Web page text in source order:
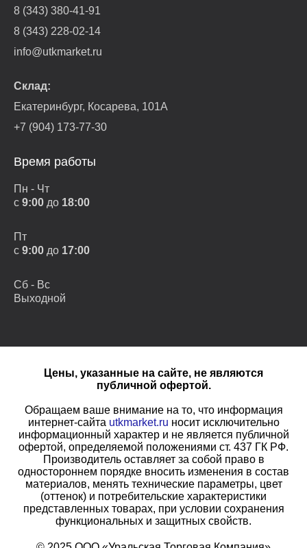
8 (343) 380-41-91
8 (343) 228-02-14
info@utkmarket.ru
Склад:
Екатеринбург, Косарева, 101А
+7 (904) 173-77-30
Время работы
Пн - Чт
с 9:00 до 18:00
Пт
с 9:00 до 17:00
Сб - Вс
Выходной
Цены, указанные на сайте, не являются
публичной офертой.
Обращаем ваше внимание на то, что информация
интернет-сайта utkmarket.ru носит исключительно
информационный характер и не является публичной
офертой, определяемой положениями ст. 437 ГК РФ.
Производитель оставляет за собой право в
одностороннем порядке вносить изменения в состав
материалов, менять технические параметры, цвет
(оттенок) и потребительские характеристики
представленных товарах, при условии сохранения
функциональных и защитных свойств.